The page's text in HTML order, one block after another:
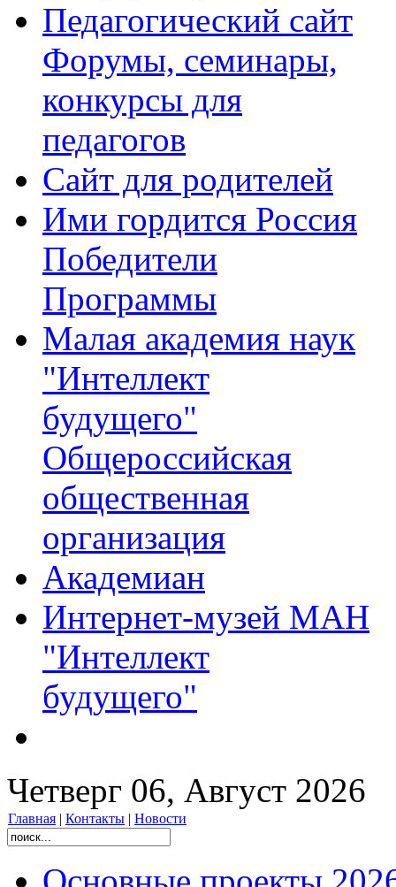
Педагогический сайт
Форумы, семинары,
конкурсы для
педагогов
Сайт для родителей
Ими гордится Россия
Победители
Программы
Малая академия наук
"Интеллект
будущего"
Общероссийская
общественная
организация
Академиан
Интернет-музей МАН
"Интеллект
будущего"
Четверг 06, Август 2026
Главная | Контакты | Новости